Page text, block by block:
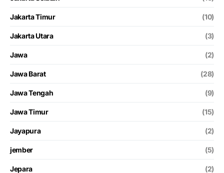
Jakarta Timur (10)
Jakarta Utara (3)
Jawa (2)
Jawa Barat (28)
Jawa Tengah (9)
Jawa Timur (15)
Jayapura (2)
jember (5)
Jepara (2)